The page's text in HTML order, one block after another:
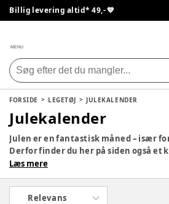
Billig levering altid* 49,- 💙
MENU
FORSIDE LEGETØJ JULEKALENDER
Julekalender
Julen er en fantastisk måned – især
Derfor finder du her på siden også et
julekalendere, så dit barn kan få en
om der ikke er en, som vil falde i god
Læs mere
Relevans